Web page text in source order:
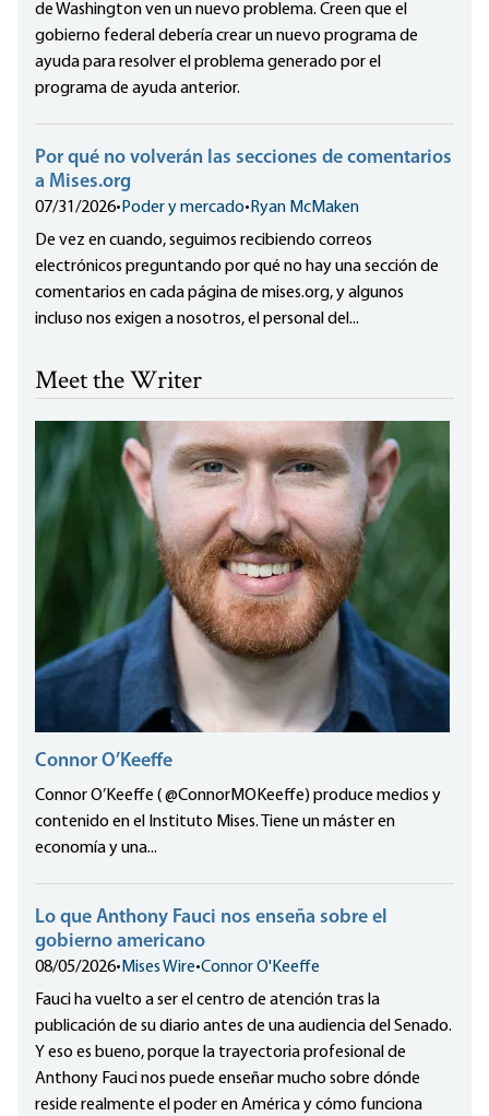
de Washington ven un nuevo problema. Creen que el
gobierno federal debería crear un nuevo programa de
ayuda para resolver el problema generado por el
programa de ayuda anterior.
Por qué no volverán las secciones de comentarios
a Mises.org
07/31/2026• Poder y mercado• Ryan McMaken
De vez en cuando, seguimos recibiendo correos
electrónicos preguntando por qué no hay una sección de
comentarios en cada página de mises.org, y algunos
incluso nos exigen a nosotros, el personal del...
Meet the Writer
Connor O’Keeffe
Connor O’Keeffe ( @ConnorMOKeeffe) produce medios y
contenido en el Instituto Mises. Tiene un máster en
economía y una...
Lo que Anthony Fauci nos enseña sobre el
gobierno americano
08/05/2026• Mises Wire•Connor O'Keeffe
Fauci ha vuelto a ser el centro de atención tras la
publicación de su diario antes de una audiencia del Senado.
Y eso es bueno, porque la trayectoria profesional de
Anthony Fauci nos puede enseñar mucho sobre dónde
reside realmente el poder en América y cómo funciona